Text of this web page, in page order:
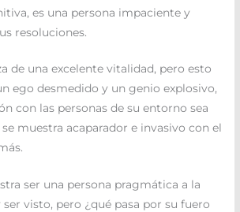
es una persona impaciente y
resoluciones.
de una excelente vitalidad, pero esto
ego desmedido y un genio explosivo,
con las personas de su entorno sea
muestra acaparador e invasivo con el
ser una persona pragmática a la
visto, pero ¿qué pasa por su fuero